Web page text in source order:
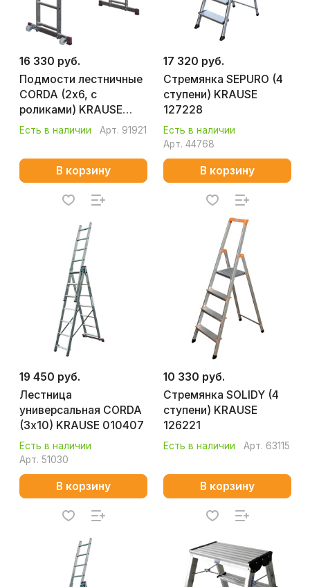
16 330 руб.
Подмости лестничные
CORDA (2х6, с
роликами) KRAUSE
080035
Есть в наличии Арт. 91921
В корзину
17 320 руб.
Стремянка SEPURO (4
ступени) KRAUSE
127228
Есть в наличии
Арт. 44768
В корзину
19 450 руб.
Лестница
универсальная CORDA
(3х10) KRAUSE 010407
Есть в наличии
Арт. 51030
В корзину
10 330 руб.
Стремянка SOLIDY (4
ступени) KRAUSE
126221
Есть в наличии Арт. 63115
В корзину